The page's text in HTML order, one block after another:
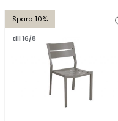
Spara 10%
till 16/8